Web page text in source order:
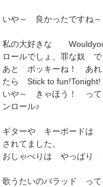
いや～ 良かったですね～
私の大好きな Wouldyou
ロールでしょ、罪な奴 で
あと ポッキーね！ あれ
たら Stick to fun!Tonight!
いや～ きゃほう！ って
ンロール♪
ギターや キーボードは
されてました。
おしゃべりは やっぱり
歌うたいのバラッド っ